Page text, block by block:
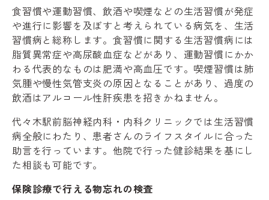
食習慣や運動習慣、飲酒や喫煙などの生活習慣が発症
や進行に影響を及ぼすと考えられている病気を、生活
習慣病と総称します。食習慣に関する生活習慣病には
脂質異常症や高尿酸血症などがあり、運動習慣にかか
わる代表的なものは肥満や高血圧です。喫煙習慣は肺
気腫や慢性気管支炎の原因となることがあり、過度の
飲酒はアルコール性肝疾患を招きかねません。
代々木駅前脳神経内科・内科クリニックでは生活習慣
病全般にわたり、患者さんのライフスタイルに合った
助言を行っています。他院で行った健診結果を基にし
た相談も可能です。
保険診療で行える物忘れの検査